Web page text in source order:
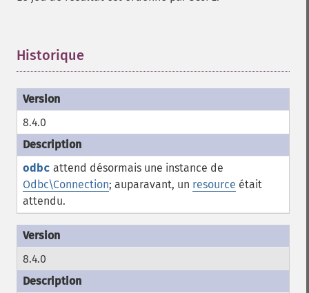
Historique
8.4.0
odbc attend désormais une instance de
Odbc\Connection; auparavant, un resource était
attendu.
8.4.0